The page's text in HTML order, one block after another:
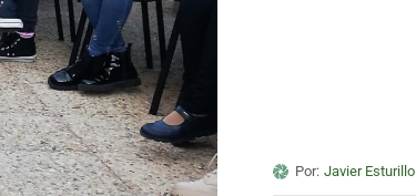
Por: Javier Esturillo